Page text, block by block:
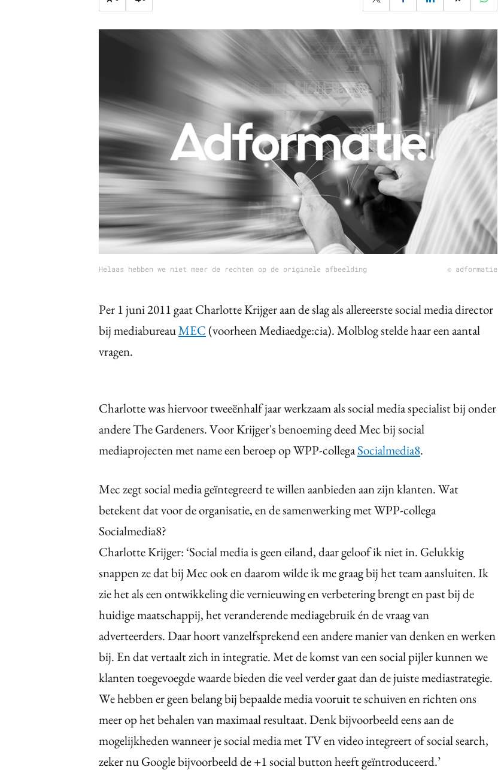
Influencer marketing
Interne communicatie
Martech
Reputatie & crisis
Helaas hebben we niet meer de rechten op de originele afbeelding © adformatie
Per 1 juni 2011 gaat Charlotte Krijger aan de slag als allereerste social media director
bij mediabureauMEC(voorheen Mediaedge:cia). Molblog stelde haar een aantal
vragen.
Charlotte was hiervoor tweeënhalf jaar werkzaam als social media specialist bij onder
andere The Gardeners. Voor Krijger's benoeming deed Mec bij social
mediaprojecten met name een beroep op WPP-collegaSocialmedia8.
Mec zegt social media geïntegreerd te willen aanbieden aan zijn klanten. Wat
betekent dat voor de organisatie, en de samenwerking met WPP-collega
Socialmedia8?
Charlotte Krijger: ‘Social media is geen eiland, daar geloof ik niet in. Gelukkig
snappen ze dat bij Mec ook en daarom wilde ik me graag bij het team aansluiten. Ik
zie het als een ontwikkeling die vernieuwing en verbetering brengt en past bij de
huidige maatschappij, het veranderende mediagebruik én de vraag van
adverteerders. Daar hoort vanzelfsprekend een andere manier van denken en werken
bij. En dat vertaalt zich in integratie. Met de komst van een social pijler kunnen we
klanten toegevoegde waarde bieden die veel verder gaat dan de juiste mediastrategie.
We hebben er geen belang bij bepaalde media vooruit te schuiven en richten ons
meer op het behalen van maximaal resultaat. Denk bijvoorbeeld eens aan de
mogelijkheden wanneer je social media met TV en video integreert of social search,
zeker nu Google bijvoorbeeld de +1 social button heeft geïntroduceerd.’